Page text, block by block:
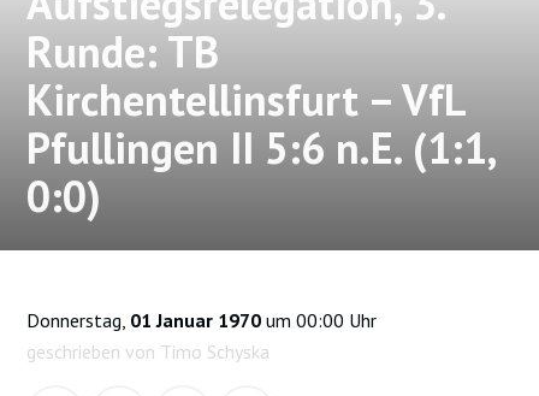
Runde: TB
Kirchentellinsfurt – VfL
Pfullingen II 5:6 n.E. (1:1,
0:0)
Donnerstag, 01 Januar 1970 um 00:00 Uhr
geschrieben von Timo Schyska